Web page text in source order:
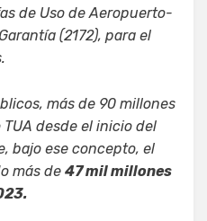
de Uso de Aeropuerto-
(2172), para el
más de 90 millones
desde el inicio del
bajo ese concepto, el
más de 47 mil millones